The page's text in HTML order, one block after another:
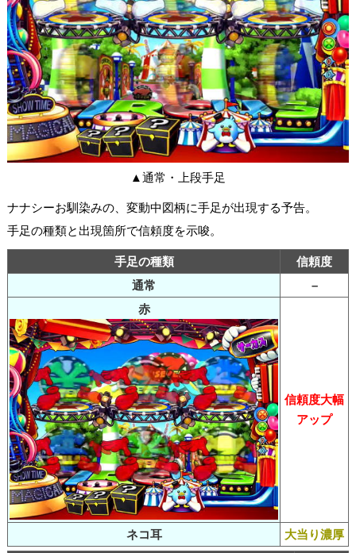
▲通常・上段手足
ナナシーお馴染みの、変動中図柄に手足が出現する予告。
手足の種類と出現箇所で信頼度を示唆。
手足の種類
信頼度
通常
–
赤
信頼度大幅
アップ
ネコ耳 大当り濃厚